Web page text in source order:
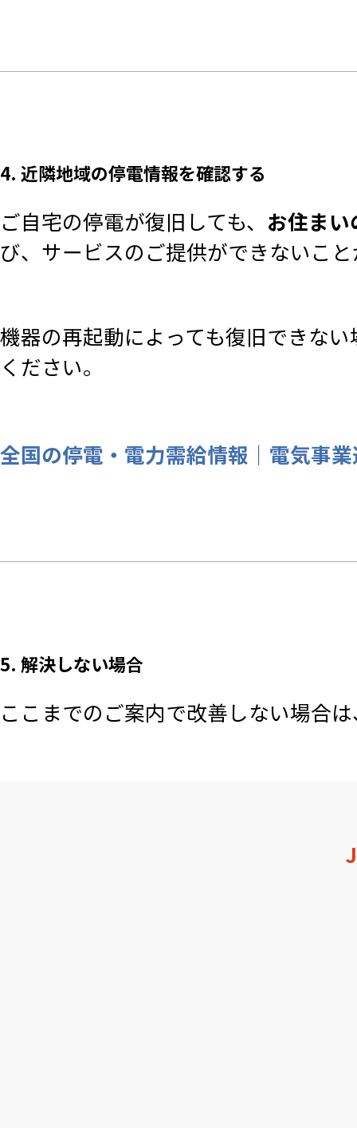
4. 近隣地域の停電情報を確認する
ご自宅の停電が復旧しても、 お住ま
び、サービスのご提供ができないこ
機器の再起動によっても復旧できな
ください。
全国の停電・電力需給情報｜電気事
5. 解決しない場合
ここまでのご案内で改善しない場合